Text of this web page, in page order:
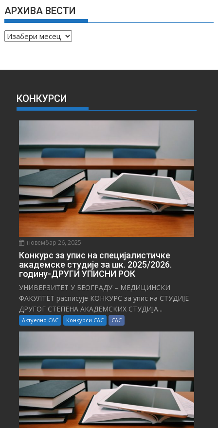
АРХИВА ВЕСТИ
А
И
КОНКУРСИ
новембар 26, 2025
Конкурс за упис на специјалистичке
академске студије за шк. 2025/2026.
годину-ДРУГИ УПИСНИ РОК
УНИВЕРЗИТЕТ У БЕОГРАДУ – МЕДИЦИНСКИ
ФАКУЛТЕТ расписује КОНКУРС за упис на СТУДИЈЕ
ДРУГОГ СТЕПЕНА АКАДЕМСКИХ СТУДИЈА...
Актуелно САС Конкурси САС САС